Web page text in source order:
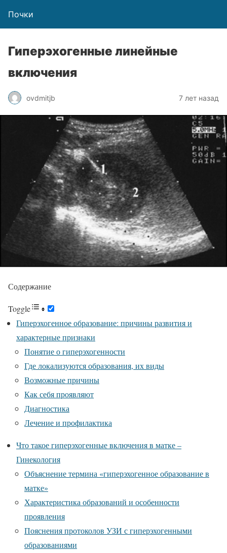
Почки
Гиперэхогенные линейные
включения
ovdmitjb 7 лет назад
Содержание
Toggle
Гиперэхогенное образование: причины развития и
характерные признаки
Понятие о гиперэхогенности
Где локализуются образования, их виды
Возможные причины
Как себя проявляют
Диагностика
Лечение и профилактика
Что такое гиперэхогенные включения в матке –
Гинекология
Объяснение термина «гиперэхогенное образование в
матке»
Характеристика образований и особенности
проявления
Пояснения протоколов УЗИ с гиперэхогенными
образованиями